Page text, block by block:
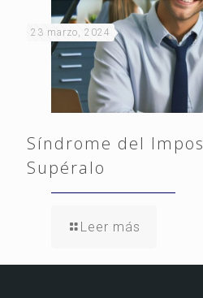
23 marzo, 2024
Síndrome del
Supéralo
Leer más